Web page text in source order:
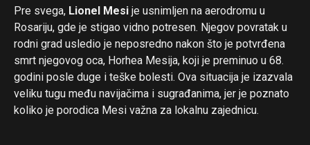
Pre svega, Lionel Mesi je usnimljen na aerodromu u
Rosariju, gde je stigao vidno potresen. Njegov povratak u
rodni grad usledio je neposredno nakon što je potvrđena
smrt njegovog oca, Horhea Mesija, koji je preminuo u 68.
godini posle duge i teške bolesti. Ova situacija je izazvala
veliku tugu među navijačima i sugrađanima, jer je poznato
koliko je porodica Mesi važna za lokalnu zajednicu.